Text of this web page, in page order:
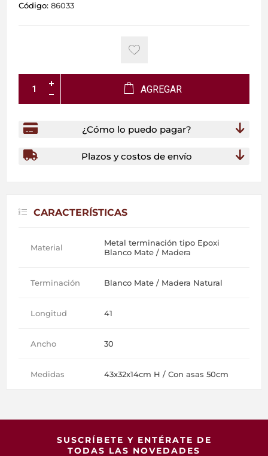
Código: 86033
AGREGAR
¿Cómo lo puedo pagar?
Plazos y costos de envío
CARACTERÍSTICAS
Material
Metal terminación tipo Epoxi
Blanco Mate / Madera
Terminación Blanco Mate / Madera Natural
Longitud 41
Ancho 30
Medidas 43x32x14cm H / Con asas 50cm
SUSCRÍBETE Y ENTÉRATE DE
TODAS LAS NOVEDADES